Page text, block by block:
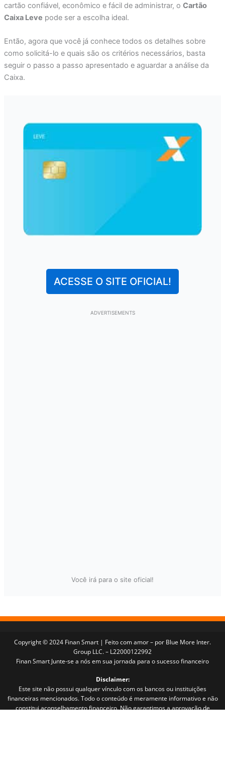
cartão confiável, econômico e fácil de administrar, o Cartão
Caixa Leve pode ser a escolha ideal.
Então, agora que você já conhece todos os detalhes sobre
como solicitá-lo e quais são os critérios necessários, basta
seguir o passo a passo apresentado e aguardar a análise da
Caixa.
ACESSE O SITE OFICIAL!
ADVERTISEMENTS
Você irá para o site oficial!
Copyright © 2024 Finan Smart | Feito com amor – por Blue More Inter.
Group LLC. – L22000122992
Finan Smart Junte-se a nós em sua jornada para o sucesso financeiro
Disclaimer:
Este site não possui qualquer vínculo com os bancos ou instituições
financeiras mencionados. Todo o conteúdo é meramente informativo e não
constitui aconselhamento financeiro. Não garantimos a aprovação de